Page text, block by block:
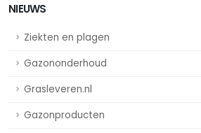
NIEUWS
Ziekten en plagen
Gazononderhoud
Grasleveren.nl
Gazonproducten